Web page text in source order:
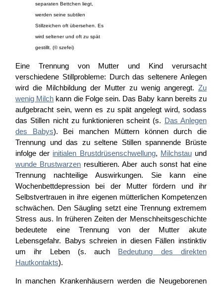
separaten Bettchen liegt,
werden seine subtilen
Stillzeichen oft übersehen. Es
wird seltener und oft zu spät
gestillt. (© szefei)
Eine Trennung von Mutter und Kind verursacht
verschiedene Stillprobleme: Durch das seltenere Anlegen
wird die Milchbildung der Mutter zu wenig angeregt. Zu
wenig Milch kann die Folge sein. Das Baby kann bereits zu
aufgebracht sein, wenn es zu spät angelegt wird, sodass
das Stillen nicht zu funktionieren scheint (s. Das Anlegen
des Babys). Bei manchen Müttern können durch die
Trennung und das zu seltene Stillen spannende Brüste
infolge der initialen Brustdrüsenschwellung, Milchstauund
wunde Brustwarzen resultieren. Aber auch sonst hat eine
Trennung nachteilige Auswirkungen. Sie kann eine
Wochenbettdepression bei der Mutter fördern und ihr
Selbstvertrauen in ihre eigenen mütterlichen Kompetenzen
schwächen. Den Säugling setzt eine Trennung extremem
Stress aus. In früheren Zeiten der Menschheitsgeschichte
bedeutete eine Trennung von der Mutter akute
Lebensgefahr. Babys schreien in diesen Fällen instinktiv
um ihr Leben (s. auch Bedeutung des direkten
Hautkontakts).
In manchen Krankenhäusern werden die Neugeborenen